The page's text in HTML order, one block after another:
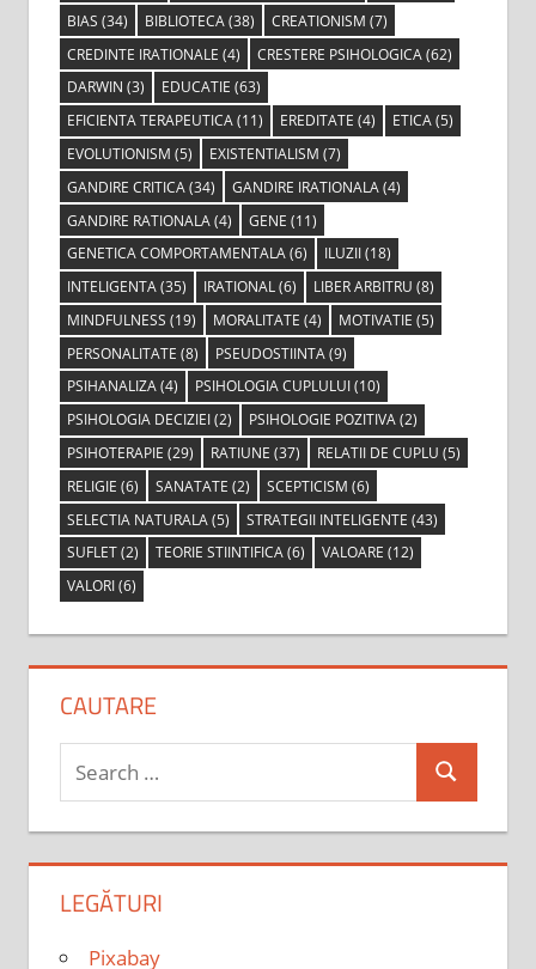
BIAS (34) BIBLIOTECA(38) CREATIONISM (7)
CREDINTE IRATIONALE (4) CRESTERE PSIHOLOGICA(62)
DARWIN (3) EDUCATIE (63)
EFICIENTA TERAPEUTICA(11) EREDITATE (4) ETICA(5)
EVOLUTIONISM (5) EXISTENTIALISM (7)
GANDIRE CRITICA(34) GANDIRE IRATIONALA(4)
GANDIRE RATIONALA(4) GENE (11)
GENETICA COMPORTAMENTALA(6) ILUZII(18)
INTELIGENTA(35) IRATIONAL(6) LIBER ARBITRU (8)
MINDFULNESS (19) MORALITATE (4) MOTIVATIE (5)
PERSONALITATE (8) PSEUDOSTIINTA(9)
PSIHANALIZA(4) PSIHOLOGIA CUPLULUI(10)
PSIHOLOGIA DECIZIEI(2) PSIHOLOGIE POZITIVA(2)
PSIHOTERAPIE (29) RATIUNE (37) RELATII DE CUPLU (5)
RELIGIE (6) SANATATE (2) SCEPTICISM (6)
SELECTIA NATURALA(5) STRATEGII INTELIGENTE (43)
SUFLET(2) TEORIE STIINTIFICA(6) VALOARE (12)
VALORI(6)
CAUTARE
Search
LEGĂTURI
Pixabay